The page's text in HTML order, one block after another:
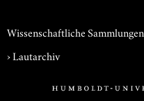
Wissenschaftliche Sammlungen
›Lautarchiv